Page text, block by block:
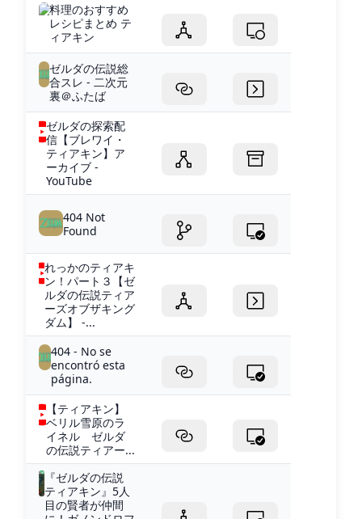
料理のおすすめ
レシピまとめ テ
ィアキン
ゼルダの伝説総
合スレ - 二次元
裏＠ふたば
ゼルダの探索配
信【ブレワイ・
ティアキン】ア
ーカイブ -
YouTube
404 Not
Found
れっかのティアキ
ン！パート３【ゼ
ルダの伝説ティア
ーズオブザキング
ダム】 -...
404 - No se
encontró esta
página.
【ティアキン】
ベリル雪原のラ
イネル ゼルダ
の伝説ティアー...
『ゼルダの伝説
ティアキン』5人
目の賢者が仲間